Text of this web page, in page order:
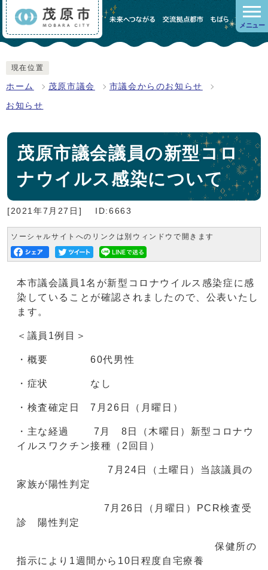
メニュー
現在位置
ホーム 茂原市議会 市議会からのお知らせ
お知らせ
茂原市議会議員の新型コロ
ナウイルス感染について
[2021年7月27日] ID:6663
ソーシャルサイトへのリンクは別ウィンドウで開きます
本市議会議員1名が新型コロナウイルス感染症に感
染していることが確認されましたので、公表いたし
ます。
＜議員1例目＞
・概要 60代男性
・症状 なし
・検査確定日 7月26日（月曜日）
・主な経過 7月 8日（木曜日）新型コロナウ
イルスワクチン接種（2回目）
7月24日（土曜日）当該議員の
家族が陽性判定
7月26日（月曜日）PCR検査受
診 陽性判定
保健所の
指示により1週間から10日程度自宅療養